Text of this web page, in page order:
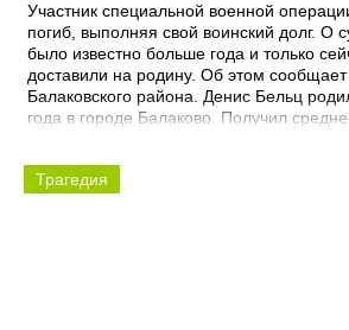
Участник специальной военной
погиб, выполняя свой воинский долг. О
было известно больше года и только
доставили на родину. Об этом
Балаковского района. Денис Бельц
года в городе Балаково. Получил
января 2025 года при выполнении
Выражаю соболезнования родным и
Трагедия